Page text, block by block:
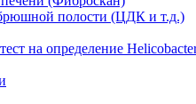
полости (ЦДК и т.д.)
на определение